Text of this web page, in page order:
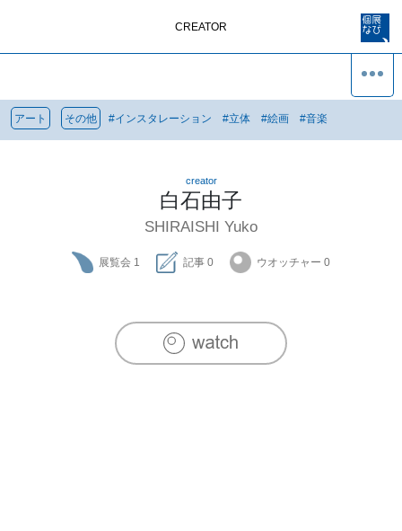
CREATOR
アート その他 #インスタレーション #立体 #絵画 #音楽
creator
白石由子
SHIRAISHI Yuko
展覧会 1 記事 0 ウオッチャー 0